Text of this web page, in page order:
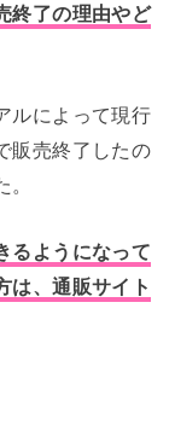
終了の理由やど
ルによって現行
販売終了したの
るようになって
は、通販サイト